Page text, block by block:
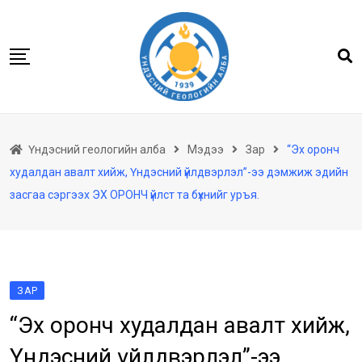
content
Бидний тухай
Үйлчилгээ
Ил тод байдал
Танин мэдэхүй
Үндэсний геологийн алба Мэдээ Зар
“Эх оронч
худалдан авалт хийж, Үндэсний үйлдвэрлэл”-ээ дэмжиж эдийн
засгаа сэргээх ЭХ ОРОНЧ үйлст та бүхнийг уръя.
ЗАР
“Эх оронч худалдан авалт хийж,